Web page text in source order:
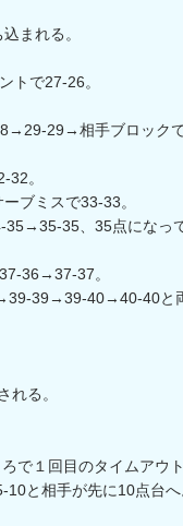
まれる。
トで27-26。
29→相手ブロック
。
ブミスで33-33。
35、35点になっ
36→37-37。
39→39-40→40-40と
れる。
で１回目のタイムアウト
と相手が先に10点台へ